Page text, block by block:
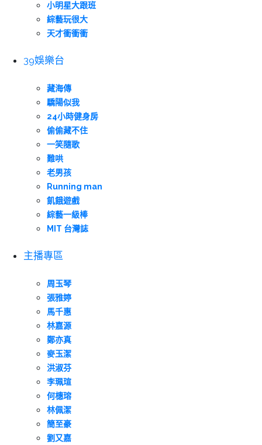
小明星大跟班
綜藝玩很大
天才衝衝衝
39娛樂台
藏海傳
驕陽似我
24小時健身房
偷偷藏不住
一笑隨歌
難哄
老男孩
Running man
飢餓遊戲
綜藝一級棒
MIT 台灣誌
主播專區
周玉琴
張雅婷
馬千惠
林嘉源
鄭亦真
麥玉潔
洪淑芬
李珮瑄
何橞瑢
林佩潔
簡至豪
劉又嘉